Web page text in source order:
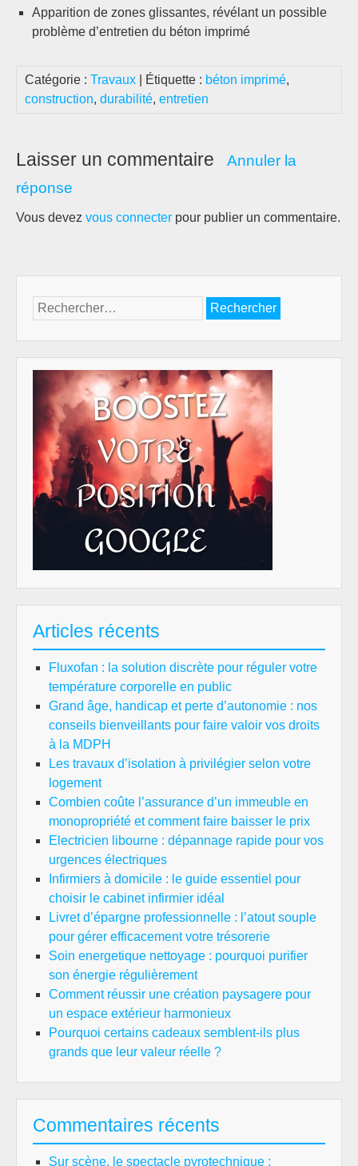
Apparition de zones glissantes, révélant un possible
problème d’entretien du béton imprimé
Catégorie : Travaux | Étiquette : béton imprimé,
construction, durabilité, entretien
Laisser un commentaire
Annuler la
réponse
Vous devez vous connecter pour publier un commentaire.
Rechercher :
Articles récents
Fluxofan : la solution discrète pour réguler votre
température corporelle en public
Grand âge, handicap et perte d’autonomie : nos
conseils bienveillants pour faire valoir vos droits
à la MDPH
Les travaux d’isolation à privilégier selon votre
logement
Combien coûte l’assurance d’un immeuble en
monopropriété et comment faire baisser le prix
Electricien libourne : dépannage rapide pour vos
urgences électriques
Infirmiers à domicile : le guide essentiel pour
choisir le cabinet infirmier idéal
Livret d’épargne professionnelle : l’atout souple
pour gérer efficacement votre trésorerie
Soin energetique nettoyage : pourquoi purifier
son énergie régulièrement
Comment réussir une création paysagere pour
un espace extérieur harmonieux
Pourquoi certains cadeaux semblent-ils plus
grands que leur valeur réelle ?
Commentaires récents
Sur scène, le spectacle pyrotechnique :